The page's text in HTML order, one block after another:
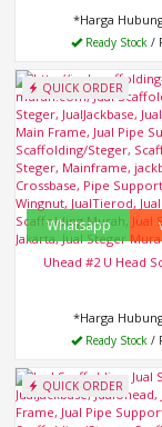
*Harga
Ready Stock /
QUICK ORDER
Whatsapp
Uhead #2 U Head
*Harga
Ready Stock /
QUICK ORDER